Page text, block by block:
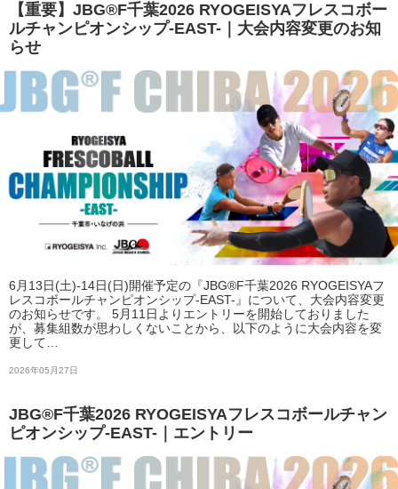
【重要】JBG®F千葉2026 RYOGEISYAフレスコボー
ルチャンピオンシップ-EAST-｜大会内容変更のお知
らせ
6月13日(土)-14日(日)開催予定の『JBG®F千葉2026 RYOGEISYAフ
レスコボールチャンピオンシップ-EAST-』について、大会内容変更
のお知らせです。 5月11日よりエントリーを開始しておりました
が、募集組数が思わしくないことから、以下のように大会内容を変
更して…
2026年05月27日
JBG®F千葉2026 RYOGEISYAフレスコボールチャン
ピオンシップ-EAST-｜エントリー